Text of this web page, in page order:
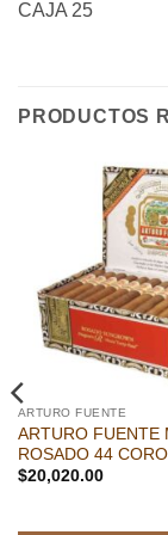
CAJA 25
PRODUCTOS
ARTURO FUENTE
ARTURO FUENTE
ROSADO 44
$20,020.00